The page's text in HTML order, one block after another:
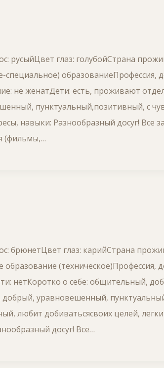
русыйЦвет глаз: голубойСтрана
образованиеПрофессия,
не женатДети: есть, проживают
пунктуальный,позитивный, с
навыки: Разнообразный досуг! Все
(фильмы,…
брюнетЦвет глаз: карийСтрана
(техническое)Профессия,
нетКоротко о себе: общительный,
уравновешенный,
любит добиватьсясвоих целей,
досуг! Все…